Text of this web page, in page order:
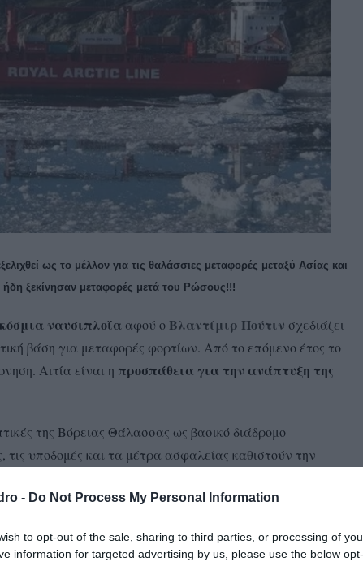
- Do Not Process My Personal Information
to opt-out of the sale, sharing to third parties, or processing of
information for targeted advertising by us, please use the below
ως το μέλλον για τις θαλάσσιες μεταφορές μεταξύ Ασίας και
ξεκίνησαν μεταφορές μετά του Ρώσους!!!
ναυσιπλοΐα αφού ο Βλαντίμιρ Πούτιν σχεδιάζει
βάση για μεταφορές φορτίων. Από το επόμενο έτος το
Αιτία είναι η προσπάθεια για την ανάπτυξη της
της Βόρειας Θάλασσας ως βασικό διάδρομο
υποδομές και τα μέτρα ασφαλείας καθιστούν την
ανάμεσα σε Ασία και Ευρώπη. Η αρχή θα γίνει με
υποστηρίζουν έως τώρα τη χρήση του περάσματος ως